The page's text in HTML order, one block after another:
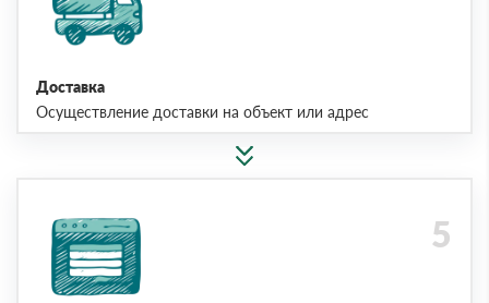
Доставка
Осуществление доставки на объект или адрес